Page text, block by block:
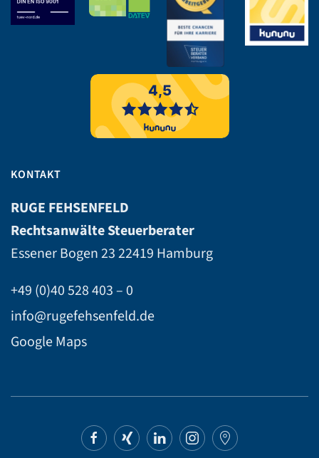
KONTAKT
RUGE FEHSENFELD
Rechtsanwälte Steuerberater
Essener Bogen 2322419 Hamburg
+49 (0)40 528 403 – 0
info@rugefehsenfeld.de
Google Maps